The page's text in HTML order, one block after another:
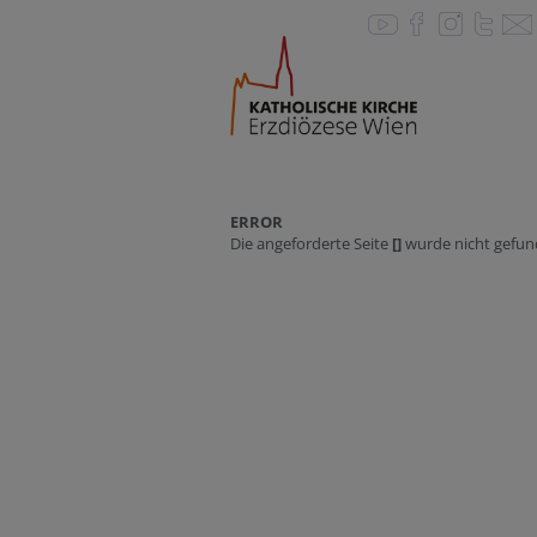
ERROR
Die angeforderte Seite []wurde nicht